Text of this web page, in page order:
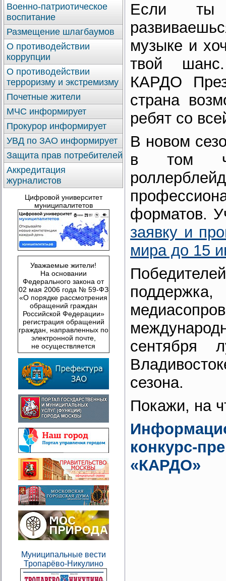
Если ты
музыке и
твой шанс.
КАРДО
страна
ребят со
В новом
в том
форматов.
заявку и
мира до 15
сентября
сезона.
Покажи, на
конкурс-
«КАРДО»
Военно-патриотическое
воспитание
Размещение шлагбаумов
О противодействии
коррупции
О противодействии
терроризму и экстремизму
Почетные жители
МЧС информирует
Прокурор информирует
УВД по ЗАО информирует
Защита прав потребителей
Аккредитация
журналистов
Цифровой университет
муниципалитетов
Уважаемые жители!
На основании
Федерального закона от
02 мая 2006 года № 59-ФЗ
«О порядке рассмотрения
обращений граждан
Российской Федерации»
регистрация обращений
граждан, направленных по
электронной почте,
не осуществляется
Муниципальные вести
Тропарёво-Никулино